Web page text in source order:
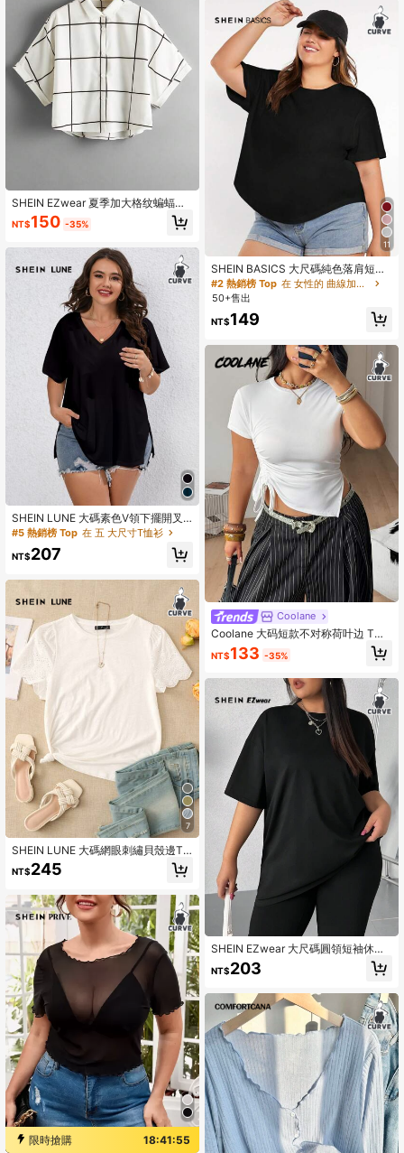
SHEIN EZwear 夏季加大格纹蝙蝠袖
衬衫
NT$150 -35%
SHEIN LUNE 大碼素色V領下擺開叉T
恤
#5 熱銷榜 Top 在 五 大尺寸T恤衫
NT$207
7
SHEIN LUNE 大碼網眼刺繡貝殼邊T
NT$245
限時搶購 18:41:54
11
SHEIN BASICS 大尺碼純色落肩短袖
T恤夏季上衣
#2 熱銷榜 Top
在 女性的 曲線加大尺碼T卹
50+售出
NT$149
Coolane
Coolane 大码短款不对称荷叶边 T
恤，夏季
NT$133 -35%
SHEIN EZwear 大尺碼圓領短袖休閒t
NT$203